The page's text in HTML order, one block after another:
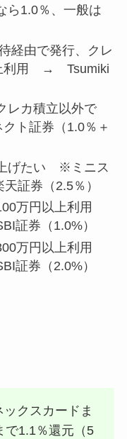
ら1.0％、一般は
経由で発行、クレ
利用 → Tsumiki
レカ積立以外で
ト証券（1.0％＋
げたい ※ミニス
証券（2.5％）
万円以上利用
証券（1.0%）
万円以上利用
証券（2.0%）
クスカードま
で1.1％還元（5